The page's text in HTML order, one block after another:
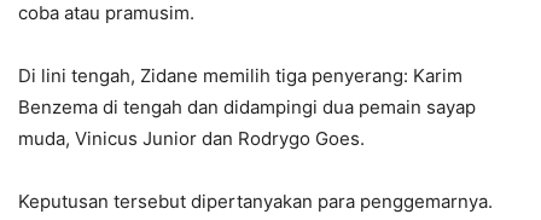
coba atau pramusim.
Di lini tengah, Zidane memilih tiga penyerang: Karim
Benzema di tengah dan didampingi dua pemain sayap
muda, Vinicus Junior dan Rodrygo Goes.
Keputusan tersebut dipertanyakan para penggemarnya.